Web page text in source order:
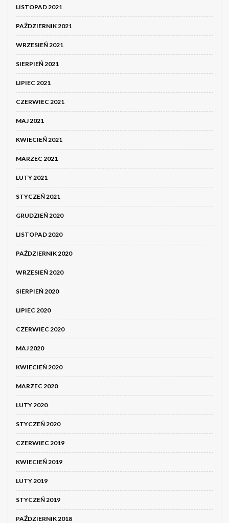
LISTOPAD 2021
PAŹDZIERNIK 2021
WRZESIEŃ 2021
SIERPIEŃ 2021
LIPIEC 2021
CZERWIEC 2021
MAJ 2021
KWIECIEŃ 2021
MARZEC 2021
LUTY 2021
STYCZEŃ 2021
GRUDZIEŃ 2020
LISTOPAD 2020
PAŹDZIERNIK 2020
WRZESIEŃ 2020
SIERPIEŃ 2020
LIPIEC 2020
CZERWIEC 2020
MAJ 2020
KWIECIEŃ 2020
MARZEC 2020
LUTY 2020
STYCZEŃ 2020
CZERWIEC 2019
KWIECIEŃ 2019
LUTY 2019
STYCZEŃ 2019
PAŹDZIERNIK 2018